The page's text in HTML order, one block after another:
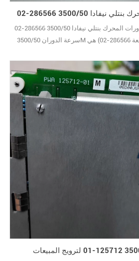
وحدة عداد دورات المحرك بنتلي نيفادا 3500/50 286566-02 P وحدة قياس
سرعة الدوران 3500/50M من بنتلي نيفادا (رقم القطعة 286566-02) هي
والمحركات والضواغط والمضخات. تُعد
لكل من يُكلف بمنع التوقفات غير المخطط لها،
حيث تتتبع ثلاثة مع10